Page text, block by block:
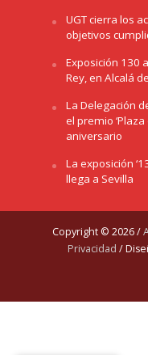
UGT cierra los
objetivos
Exposición 130
Rey, en Alcalá
La Delegación
el premio ‘Plaza
aniversario
La exposición
llega a Sevilla
Copyright © 2026 /
Privacidad /